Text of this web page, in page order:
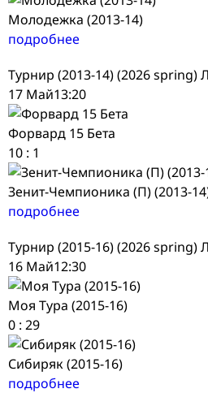
Молодежка (2013-14)
подробнее
Турнир (2013-14) (2026 spring)
17 Май13:20
Форвард 15 Бета
10 : 1
Зенит-Чемпионика (П) (2013-
подробнее
Турнир (2015-16) (2026 spring)
16 Май12:30
Моя Тура (2015-16)
0 : 29
Сибиряк (2015-16)
подробнее